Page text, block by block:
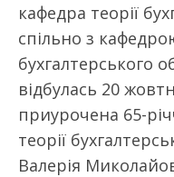
кафедра теорії
спільно з
бухгалтерського
відбулась 20
приурочена 65-
теорії
Валерія